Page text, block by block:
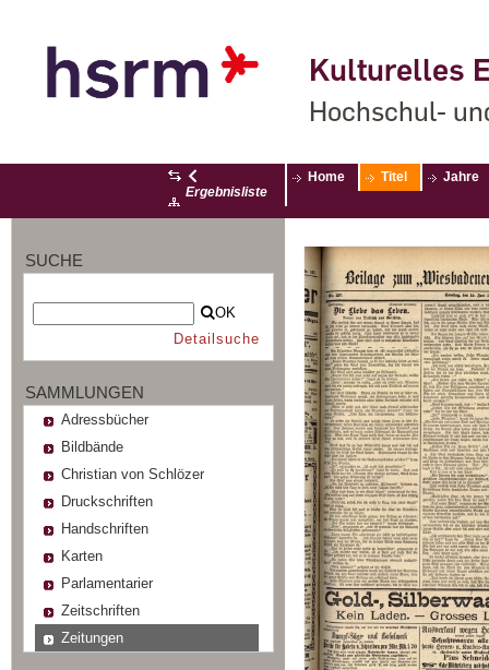
Kulturelles
Hochschul-
Ergebnisliste
Home Titel Jahre
SUCHE
OK
Detailsuche
SAMMLUNGEN
Adressbücher
Bildbände
Christian von Schlözer
Druckschriften
Handschriften
Karten
Parlamentarier
Zeitschriften
Zeitungen